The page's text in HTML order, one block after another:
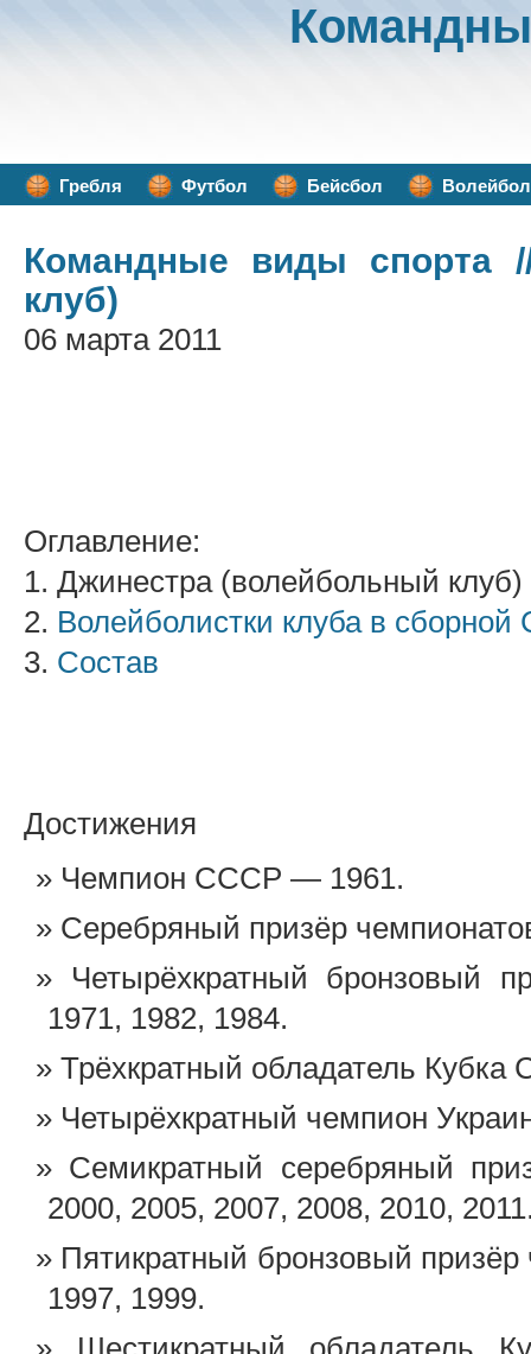
Гребля Футбол Бейсбол Волейбол
Командные виды спорта
клуб)
06 марта 2011
Оглавление:
1. Джинестра (волейбольный клуб)
2. Волейболистки клуба в
3. Состав
Достижения
Чемпион СССР — 1961.
Серебряный призёр
Четырёхкратный бронзовый
1971, 1982, 1984.
Трёхкратный обладатель
Четырёхкратный чемпион
Семикратный серебряный
2000, 2005, 2007, 2008, 2010,
Пятикратный бронзовый
1997, 1999.